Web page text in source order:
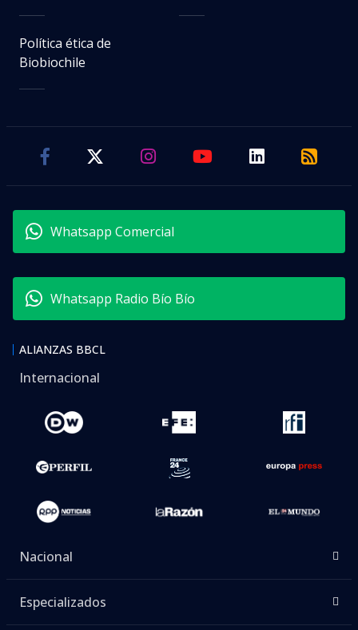
Política ética de
Biobiochile
Whatsapp Comercial
Whatsapp Radio Bío Bío
ALIANZAS BBCL
Internacional
Nacional
Especializados